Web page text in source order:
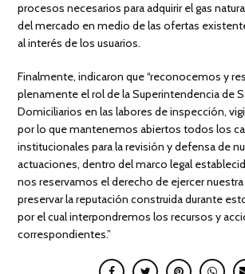
procesos necesarios para adquirir el gas
del mercado en medio de las ofertas
al interés de los usuarios.
Finalmente, indicaron que “reconocemos y
plenamente el rol de la Superintendencia de
Domiciliarios en las labores de inspección,
por lo que mantenemos abiertos todos los
institucionales para la revisión y defensa de
actuaciones, dentro del marco legal
nos reservamos el derecho de ejercer
preservar la reputación construida durante
por el cual interpondremos los recursos y
correspondientes.”